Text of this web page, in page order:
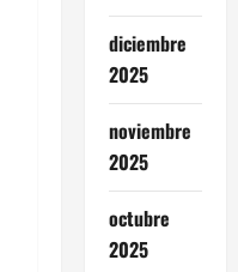
diciembre
2025
noviembre
2025
octubre
2025